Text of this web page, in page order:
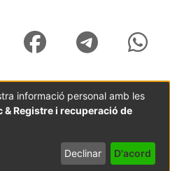
informació personal amb les
& Registre i recuperació de
Declinar D'acord